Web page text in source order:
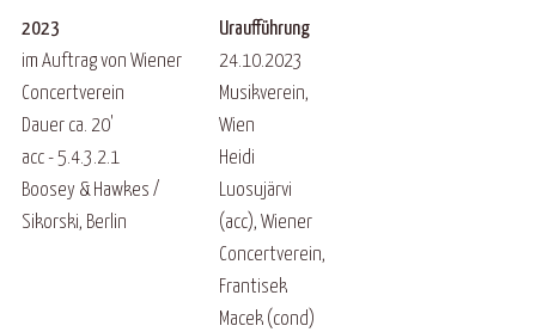
2023
im Auftrag von Wiener
Concertverein
Dauer ca. 20'
acc - 5.4.3.2.1
Boosey & Hawkes /
Sikorski, Berlin
Uraufführung
24.10.2023
Musikverein,
Wien
Heidi
Luosujärvi
(acc), Wiener
Concertverein,
Frantisek
Macek (cond)